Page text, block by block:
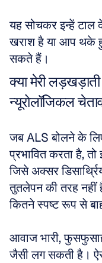
यह सोचकर इन्हें
खराश है या आप थके
सकते हैं।
क्या मेरी
न्यूरोलॉजिकल
जब ALS बोलने के
प्रभावित करता है,
जिसे अक्सर
तुतलेपन की तरह नहीं
कितने स्पष्ट रूप से
आवाज भारी,
जैसी लग सकती है।